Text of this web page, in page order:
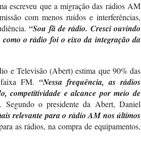
escreveu que a migração das rádios AM
com menos ruídos e interferências,
“Sou fã de rádio. Cresci ouvindo
o rádio foi o eixo da integração da
e Televisão (Abert) estima que 90% das
FM. “Nessa frequência, as rádios
competitividade e alcance por meio de
Segundo o presidente da Abert, Daniel
relevante para o rádio AM nos últimos
as rádios, na compra de equipamentos,